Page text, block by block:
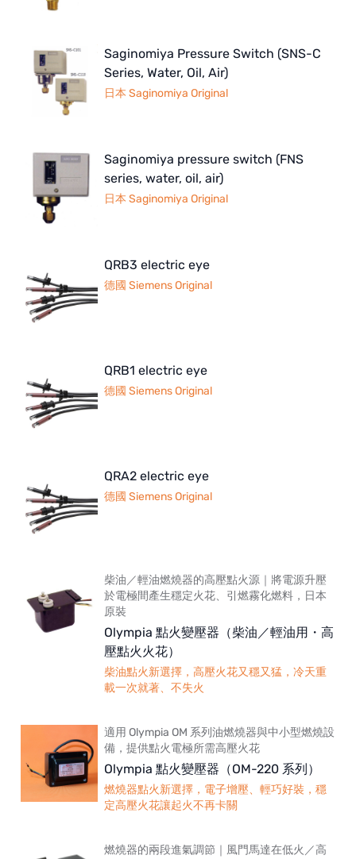
Saginomiya Pressure Switch (SNS-C
Series, Water, Oil, Air)
日本 Saginomiya Original
Saginomiya pressure switch (FNS
series, water, oil, air)
日本 Saginomiya Original
QRB3 electric eye
德國 Siemens Original
QRB1 electric eye
德國 Siemens Original
QRA2 electric eye
德國 Siemens Original
柴油／輕油燃燒器的高壓點火源｜將電源升壓
於電極間產生穩定火花、引燃霧化燃料，日本
原裝
Olympia 點火變壓器（柴油／輕油用・高
壓點火火花）
柴油點火新選擇，高壓火花又穩又猛，冷天重
載一次就著、不失火
適用 Olympia OM 系列油燃燒器與中小型燃燒設
備，提供點火電極所需高壓火花
Olympia 點火變壓器（OM-220 系列）
燃燒器點火新選擇，電子增壓、輕巧好裝，穩
定高壓火花讓起火不再卡關
燃燒器的兩段進氣調節｜風門馬達在低火／高